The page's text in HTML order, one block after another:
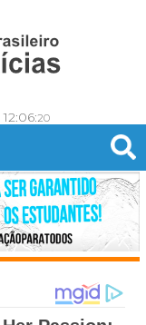
12:06:22